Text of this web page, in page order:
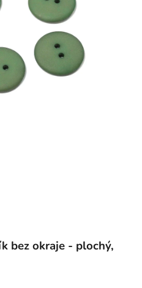
bez okraje - plochý,